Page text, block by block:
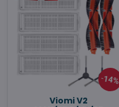
14%
Viomi V2